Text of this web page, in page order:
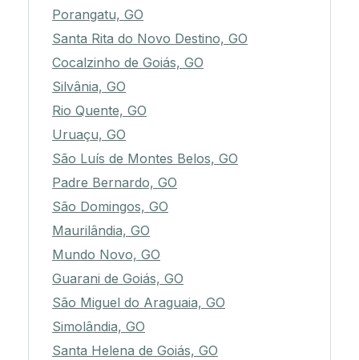
Porangatu, GO
Santa Rita do Novo Destino, GO
Cocalzinho de Goiás, GO
Silvânia, GO
Rio Quente, GO
Uruaçu, GO
São Luís de Montes Belos, GO
Padre Bernardo, GO
São Domingos, GO
Maurilândia, GO
Mundo Novo, GO
Guarani de Goiás, GO
São Miguel do Araguaia, GO
Simolândia, GO
Santa Helena de Goiás, GO